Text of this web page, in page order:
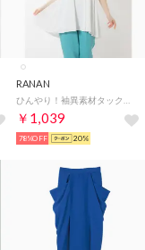
RANAN
￥1,039
78%OFF 20%